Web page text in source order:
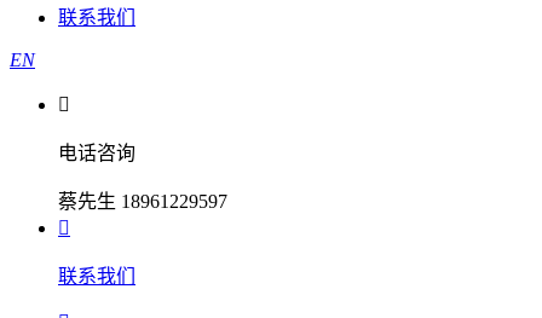
联系我们
EN

电话咨询
蔡先生 18961229597

联系我们